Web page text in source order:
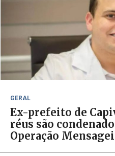
GERAL
Ex-prefeito de
réus são
Operação